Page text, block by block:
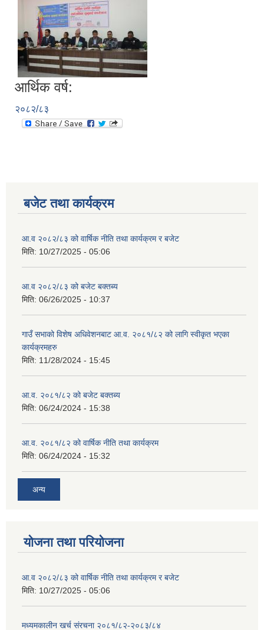
आर्थिक वर्ष:
२०८२/८३
बजेट तथा कार्यक्रम
आ.व २०८२/८३ को वार्षिक नीति तथा कार्यक्रम र बजेट
मिति: 10/27/2025 - 05:06
आ.व २०८२/८३ को बजेट बक्तब्य
मिति: 06/26/2025 - 10:37
गाउँ सभाको विशेष अधिवेशनबाट आ.व. २०८१/८२ को लागि स्वीकृत भएका
कार्यक्रमहरु
मिति: 11/28/2024 - 15:45
आ.व. २०८१/८२ को बजेट बक्तब्य
मिति: 06/24/2024 - 15:38
आ.व. २०८१/८२ को वार्षिक नीति तथा कार्यक्रम
मिति: 06/24/2024 - 15:32
अन्य
योजना तथा परियोजना
आ.व २०८२/८३ को वार्षिक नीति तथा कार्यक्रम र बजेट
मिति: 10/27/2025 - 05:06
मध्यमकालीन खर्च संरचना २०८१/८२-२०८३/८४